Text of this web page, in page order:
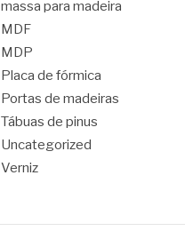
massa para madeira
MDF
MDP
Placa de fórmica
Portas de madeiras
Tábuas de pinus
Uncategorized
Verniz